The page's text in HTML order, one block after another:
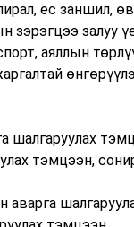
ёс заншил,
зэрэгцээ залуу
аяллын
шалгаруулах
тэмцээн,